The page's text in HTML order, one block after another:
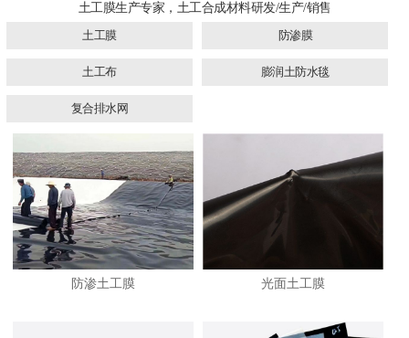
土工膜生产专家，土工合成材料研发/生产/销售
土工膜
防渗膜
土工布 膨润土防水毯
复合排水网
防渗土工膜 光面土工膜